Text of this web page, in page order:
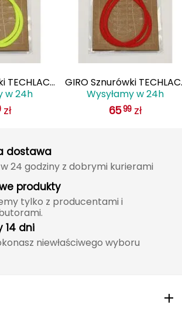
TECHLACE
w 24h
zł
GIRO Sznurówki
LACES czerwony
Wysyłamy w 24h
6599 zł
dostawa
24 godziny z dobrymi kurierami
produkty
tylko z producentami i
14 dni
niewłaściwego wyboru